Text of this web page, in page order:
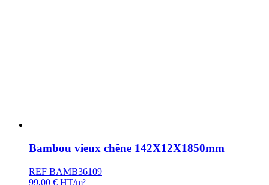
Bambou vieux chêne 142X12X1850mm
REF BAMB36109
99,00 € HT/m²